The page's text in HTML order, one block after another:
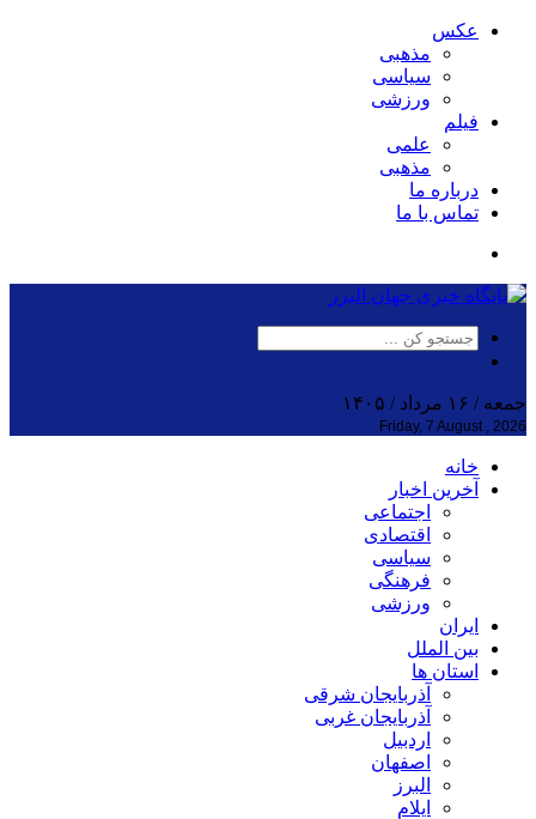
عکس
مذهبی
سیاسی
ورزشی
فیلم
علمی
مذهبی
درباره ما
تماس با ما
جمعه / ۱۶ مرداد / ۱۴۰۵
Friday, 7 August , 2026
خانه
آخرین اخبار
اجتماعی
اقتصادی
سیاسی
فرهنگی
ورزشی
ایران
بین الملل
استان ها
آذربایجان شرقی
آذربایجان غربی
اردبیل
اصفهان
البرز
ایلام